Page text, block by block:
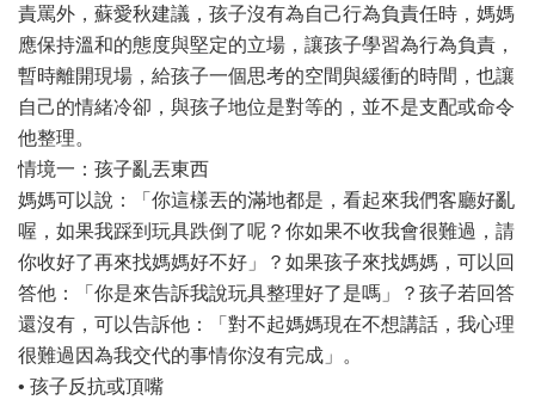
責罵外，蘇愛秋建議，孩子沒有為自己行為負責任時，媽媽
應保持溫和的態度與堅定的立場，讓孩子學習為行為負責，
暫時離開現場，給孩子一個思考的空間與緩衝的時間，也讓
自己的情緒冷卻，與孩子地位是對等的，並不是支配或命令
他整理。
情境一：孩子亂丟東西
媽媽可以說：「你這樣丟的滿地都是，看起來我們客廳好亂
喔，如果我踩到玩具跌倒了呢？你如果不收我會很難過，請
你收好了再來找媽媽好不好」？如果孩子來找媽媽，可以回
答他：「你是來告訴我說玩具整理好了是嗎」？孩子若回答
還沒有，可以告訴他：「對不起媽媽現在不想講話，我心理
很難過因為我交代的事情你沒有完成」。
• 孩子反抗或頂嘴